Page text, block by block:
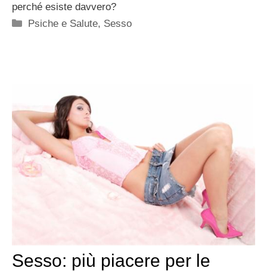
perché esiste davvero?
Categorie
Psiche e Salute, Sesso
Sesso: più piacere per le